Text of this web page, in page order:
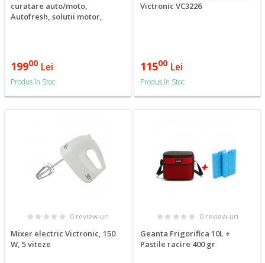
curatare auto/moto,
Autofresh, solutii motor,
19900 Lei
Produs în Stoc
Victronic VC3226
11500 Lei
Produs în Stoc
0 review-uri
Mixer electric Victronic, 150
W, 5 viteze
0 review-uri
Geanta Frigorifica 10L +
Pastile racire 400 gr